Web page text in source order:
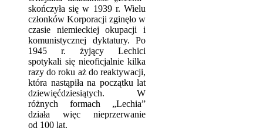
skończyła się w 1939 r. Wielu
członków Korporacji zginęło w
czasie niemieckiej okupacji i
komunistycznej dyktatury. Po
1945 r. żyjący Lechici
spotykali się nieoficjalnie kilka
razy do roku aż do reaktywacji,
która nastąpiła na początku lat
dziewięćdziesiątych. W
różnych formach „Lechia”
działa więc nieprzerwanie
od 100 lat.